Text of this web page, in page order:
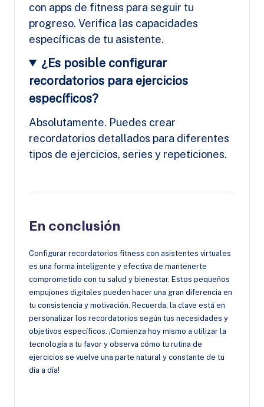
con apps de fitness para seguir tu
progreso. Verifica las capacidades
específicas de tu asistente.
¿Es posible configurar
recordatorios para ejercicios
específicos?
Absolutamente. Puedes crear
recordatorios detallados para diferentes
tipos de ejercicios, series y repeticiones.
En conclusión
Configurar recordatorios fitness con asistentes virtuales
es una forma inteligente y efectiva de mantenerte
comprometido con tu salud y bienestar. Estos pequeños
empujones digitales pueden hacer una gran diferencia en
tu consistencia y motivación. Recuerda, la clave está en
personalizar los recordatorios según tus necesidades y
objetivos específicos. ¡Comienza hoy mismo a utilizar la
tecnología a tu favor y observa cómo tu rutina de
ejercicios se vuelve una parte natural y constante de tu
día a día!